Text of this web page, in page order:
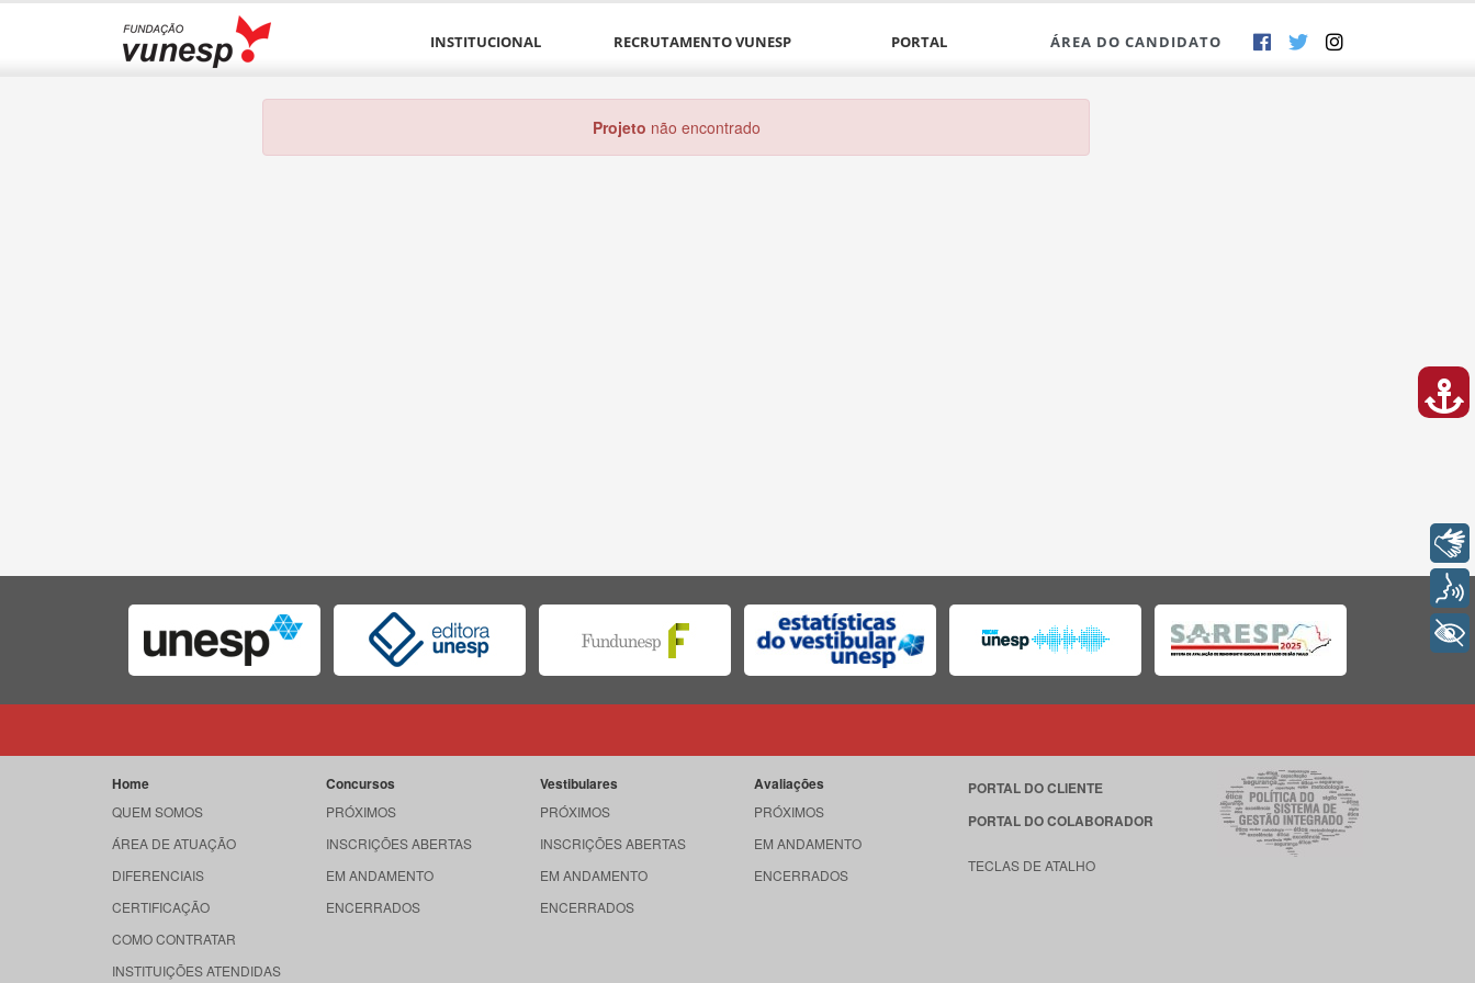
INSTITUCIONAL RECRUTAMENTO VUNESP PORTAL ÁREA DO CANDIDATO
Projeto não encontrado
Home
QUEM SOMOS
ÁREA DE ATUAÇÃO
DIFERENCIAIS
CERTIFICAÇÃO
COMO CONTRATAR
INSTITUIÇÕES ATENDIDAS
Concursos
PRÓXIMOS
INSCRIÇÕES ABERTAS
EM ANDAMENTO
ENCERRADOS
Vestibulares
PRÓXIMOS
INSCRIÇÕES ABERTAS
EM ANDAMENTO
ENCERRADOS
Avaliações
PRÓXIMOS
EM ANDAMENTO
ENCERRADOS
PORTAL DO CLIENTE
PORTAL DO COLABORADOR
TECLAS DE ATALHO
+ Acessibilidade